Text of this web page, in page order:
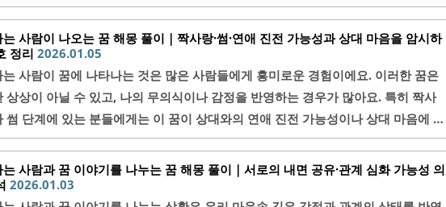
하는 사례가 많아 꿈 해몽에서 자주 다루어진답니다. 오늘은 이런 꿈의 구체적인 심
석과 함께, 우리 내면의 복잡한 감정을 깊이 살펴볼게요.1. 좋아하는 사람이 나 대신
보는 꿈의 기본 의미좋아하는 사람이 시험을 대신 본다는 꿈은 일단 책임감과 부담
한 내면의 심리를 반영해요. 일상에서 자신이 갖고 있는 어떤 과제나 부담을 직접
지 않고 누군가에게 의존하려는 무의식적 욕구가 투영된 것이에요. 또한 이 꿈은 좋
..
는 사람이 나오는 꿈 해몽 풀이｜짝사랑·썸·연애 진전 가능성과 상대 마음을 암시하
정리 2026.01.05
는 사람이 꿈에 나타나는 것은 많은 사람들에게 흥미로운 경험이에요. 이러한 꿈은
상상이 아닐 수 있고, 나의 무의식이나 감정을 반영하는 경우가 많아요. 특히 짝사
썸 단계에 있는 분들에게는 이 꿈이 상대와의 연애 진전 가능성이나 상대 마음에 관
한 신호일 수 있어요. 이번 글에서는 좋아하는 사람이 나오는 꿈의 다양한 의미와
해몽을 자세히 알아보도록 할게요.1. 좋아하는 사람이 나오는 꿈의 기본 의미좋아
람이 꿈에 등장하면 보통 내 마음속 깊은 감정이나 바람이 반영된 거예요. 이러한
는 사람과 꿈 이야기를 나누는 꿈 해몽 풀이｜서로의 내면 공유·관계 심화 가능성 의
2026.01.03